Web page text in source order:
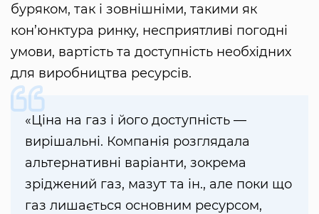
буряком, так і зовнішніми, такими як
кон’юнктура ринку, несприятливі погодні
умови, вартість та доступність необхідних
для виробництва ресурсів.
«Ціна на газ і його доступність —
вирішальні. Компанія розглядала
альтернативні варіанти, зокрема
зріджений газ, мазут та ін., але поки що
газ лишається основним ресурсом,